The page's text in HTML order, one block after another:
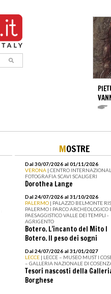
MOSTRE
Dal 30/07/2026 al 01/11/2026
VERONA | CENTRO
FOTOGRAFIA SCAVI SCALIGERI
Dorothea Lange
Dal 24/07/2026 al 31/10/2026
PALERMO | PALAZZO BELMONTE
PALERMO I PARCO ARCHEOLOGICO
PAESAGGISTICO VALLE DEI TEMPLI -
AGRIGENTO
Botero. L’incanto del Mito I
Botero. Il peso dei sogni
Dal 24/07/2026 al 31/01/2027
LECCE | LECCE – MUSEO MUST I
– GALLERIA NAZIONALE DI
Tesori nascosti della
Borghese